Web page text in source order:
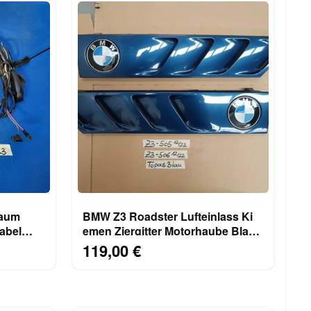
BMW Z3 Roadster Lufteinlass Ki​
emen Ziergitter Motorhaube Blau
rechts links
119,00 €